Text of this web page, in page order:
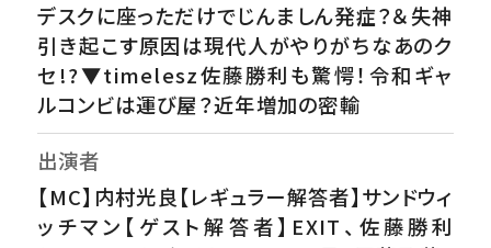
デスクに座っただけでじんましん発症？＆失神
引き起こす原因は現代人がやりがちなあのク
セ!?▼timelesz佐藤勝利も驚愕！令和ギャ
ルコンビは運び屋？近年増加の密輸
出演者
【MC】内村光良【レギュラー解答者】サンドウィ
ッチマン【ゲスト解答者】EXIT、佐藤勝利